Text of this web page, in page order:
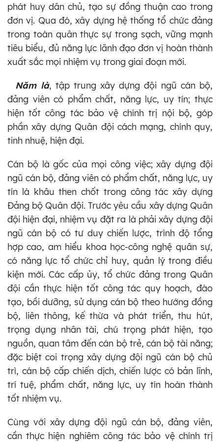
phát huy dân chủ, tạo sự đồng thuận cao trong
đơn vị. Qua đó, xây dựng hệ thống tổ chức đảng
trong toàn quân thực sự trong sạch, vững mạnh
tiêu biểu, đủ năng lực lãnh đạo đơn vị hoàn thành
xuất sắc mọi nhiệm vụ trong giai đoạn mới.
Năm là, tập trung xây dựng đội ngũ cán bộ,
đảng viên có phẩm chất, năng lực, uy tín; thực
hiện tốt công tác bảo vệ chính trị nội bộ, góp
phần xây dựng Quân đội cách mạng, chính quy,
tinh nhuệ, hiện đại.
Cán bộ là gốc của mọi công việc; xây dựng đội
ngũ cán bộ, đảng viên có phẩm chất, năng lực, uy
tín là khâu then chốt trong công tác xây dựng
Đảng bộ Quân đội. Trước yêu cầu xây dựng Quân
đội hiện đại, nhiệm vụ đặt ra là phải xây dựng đội
ngũ cán bộ có tư duy chiến lược, trình độ tổng
hợp cao, am hiểu khoa học-công nghệ quân sự,
có năng lực tổ chức chỉ huy, quản lý trong điều
kiện mới. Các cấp ủy, tổ chức đảng trong Quân
đội cần thực hiện tốt công tác quy hoạch, đào
tạo, bồi dưỡng, sử dụng cán bộ theo hướng đồng
bộ, liên thông, kế thừa và phát triển, thu hút,
trọng dụng nhân tài, chú trọng phát hiện, tạo
nguồn, quan tâm đến cán bộ trẻ, cán bộ tài năng;
đặc biệt coi trọng xây dựng đội ngũ cán bộ chủ
trì, cán bộ cấp chiến dịch, chiến lược có bản lĩnh,
trí tuệ, phẩm chất, năng lực, uy tín hoàn thành
tốt nhiệm vụ.
Cùng với xây dựng đội ngũ cán bộ, đảng viên,
cần thực hiện nghiêm công tác bảo vệ chính trị